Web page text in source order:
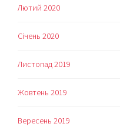
Лютий 2020
Січень 2020
Листопад 2019
Жовтень 2019
Вересень 2019